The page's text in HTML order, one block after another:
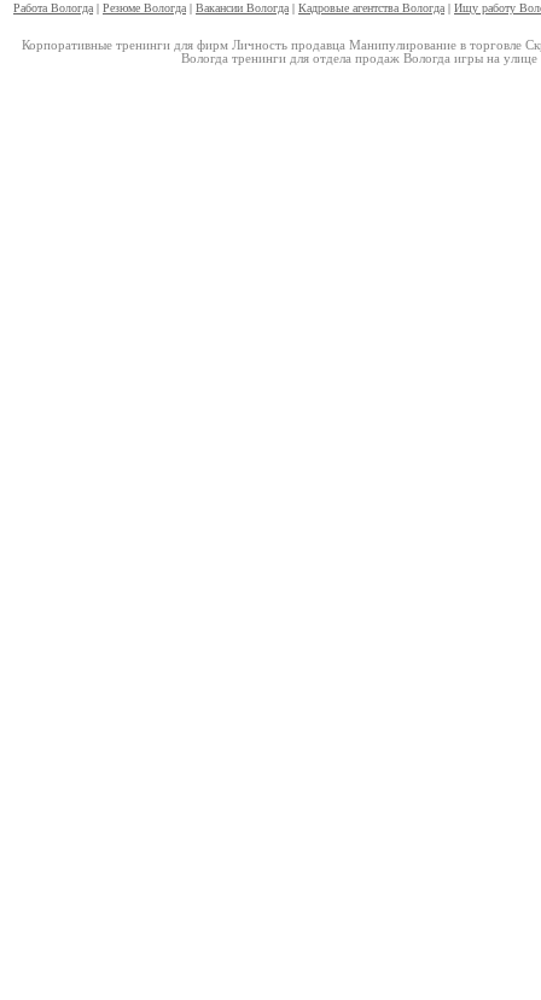
Работа Вологда | Резюме Вологда | Вакансии Вологда | Кадровые агентства Вологда | Ищу работу
Корпоративные тренинги для фирм Личность продавца Манипулирование в торговле
Вологда тренинги для отдела продаж Вологда игры на